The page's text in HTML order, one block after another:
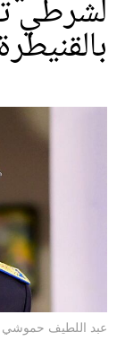
لشرطي
عبد اللطيف حموشي